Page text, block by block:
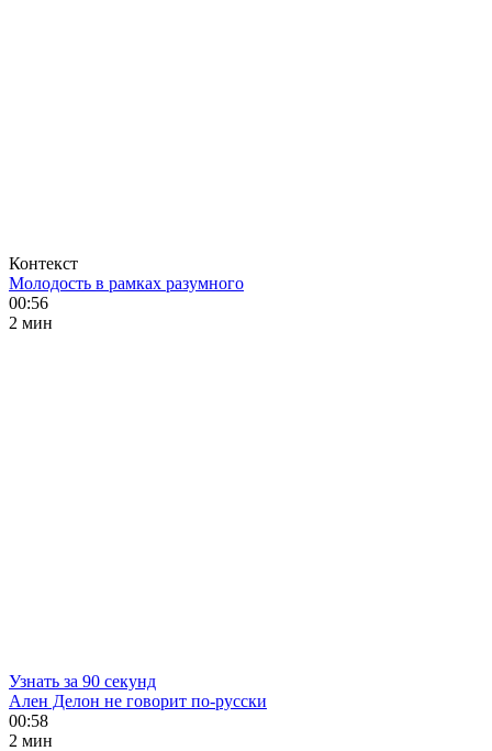
Контекст
Молодость в рамках разумного
00:56
2 мин
Узнать за 90 секунд
Ален Делон не говорит по-русски
00:58
2 мин